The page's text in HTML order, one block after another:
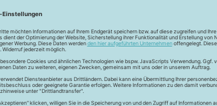
Lichtreflektion und glänzen deshalb